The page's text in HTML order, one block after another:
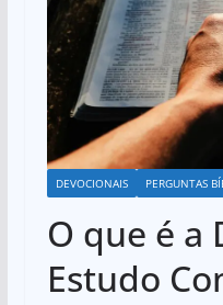
DEVOCIONAIS PERGUNTAS
O que é a
Estudo